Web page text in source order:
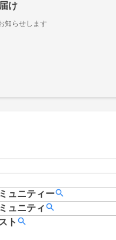
け
知らせします
ュニティー
ュニティ
ト